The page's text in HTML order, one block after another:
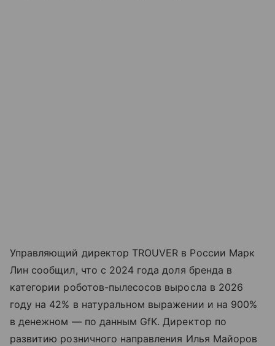
Управляющий директор TROUVER в России Марк
Лин сообщил, что с 2024 года доля бренда в
категории роботов-пылесосов выросла в 2026
году на 42% в натуральном выражении и на 900%
в денежном — по данным GfK. Директор по
развитию розничного направления Илья Майоров